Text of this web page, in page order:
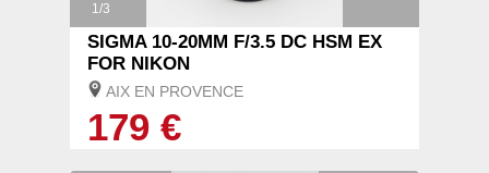
1/3
SIGMA 10-20MM F/3.5 DC HSM EX
FOR NIKON
AIX EN PROVENCE
179 €